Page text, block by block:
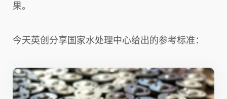
果。
今天英创分享国家水处理中心给出的参考标准：